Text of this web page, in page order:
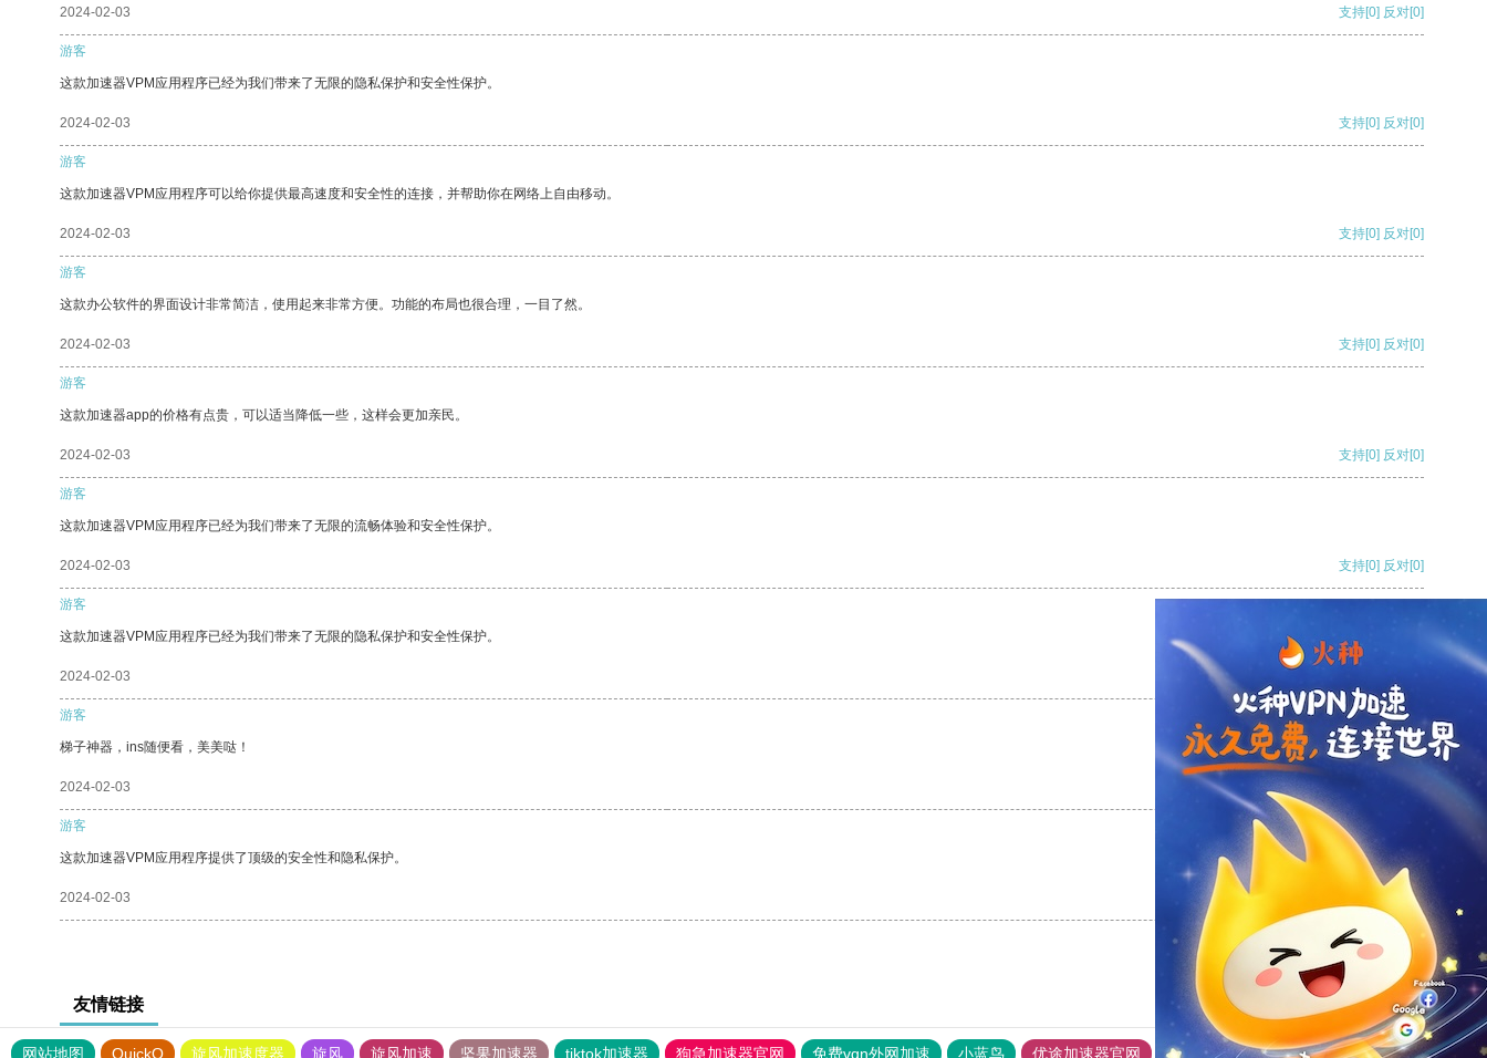
2024-02-03 支持[0] 反对[0]
游客
这款加速器VPM应用程序已经为我们带来了无限的隐私保护和安全性保护。
2024-02-03 支持[0] 反对[0]
游客
这款加速器VPM应用程序可以给你提供最高速度和安全性的连接，并帮助你在网络上自由移动。
2024-02-03 支持[0] 反对[0]
游客
这款办公软件的界面设计非常简洁，使用起来非常方便。功能的布局也很合理，一目了然。
2024-02-03 支持[0] 反对[0]
游客
这款加速器app的价格有点贵，可以适当降低一些，这样会更加亲民。
2024-02-03 支持[0] 反对[0]
游客
这款加速器VPM应用程序已经为我们带来了无限的流畅体验和安全性保护。
2024-02-03 支持[0] 反对[0]
游客
这款加速器VPM应用程序已经为我们带来了无限的隐私保护和安全性保护。
2024-02-03
游客
梯子神器，ins随便看，美美哒！
2024-02-03 反对
游客
这款加速器VPM应用程序提供了顶级的安全性和隐私保护。
2024-02-03 反对[0]
友情链接
网站地图 QuickQ 旋风加速度器 旋风 旋风加速 坚果加速器 tiktok加速器 狗急加速器官网 免费vqn外网加速 小蓝鸟 优途加速器官网 风驰加速器 旋风加速器 八戒看书